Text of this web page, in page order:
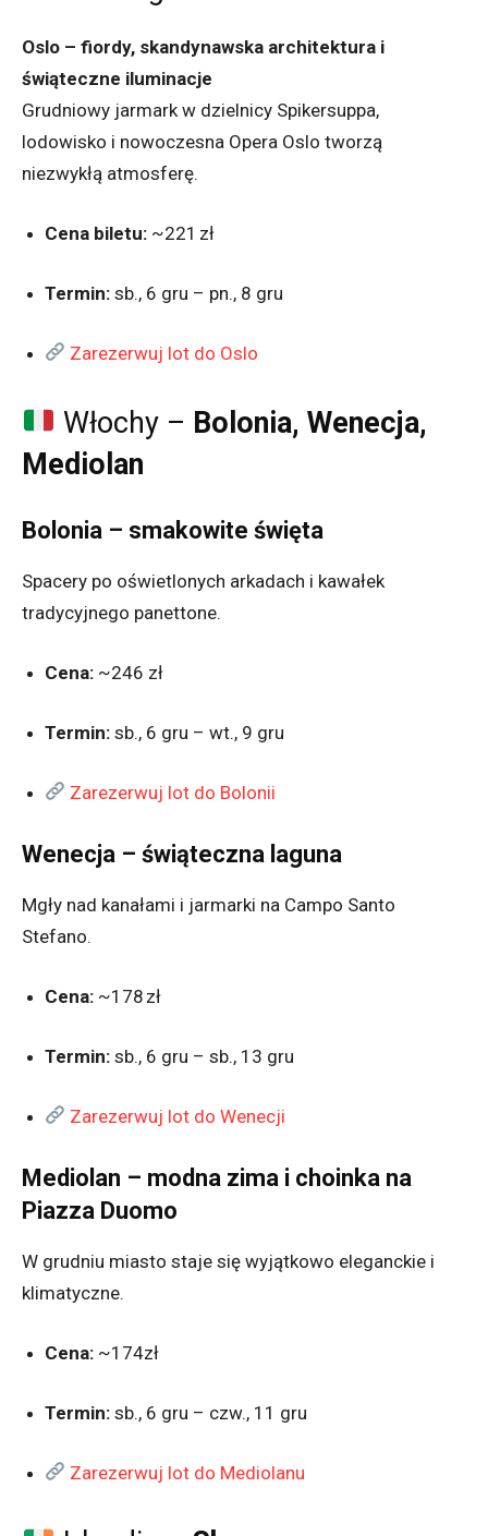
Oslo – fiordy, skandynawska architektura i
świąteczne iluminacje
Grudniowy jarmark w dzielnicy Spikersuppa,
lodowisko i nowoczesna Opera Oslo tworzą
niezwykłą atmosferę.
Cena biletu: ~221 zł
Termin: sb., 6 gru – pn., 8 gru
Zarezerwuj lot do Oslo
Włochy – Bolonia, Wenecja,
Mediolan
Bolonia – smakowite święta
Spacery po oświetlonych arkadach i kawałek
tradycyjnego panettone.
Cena: ~246 zł
Termin: sb., 6 gru – wt., 9 gru
Zarezerwuj lot do Bolonii
Wenecja – świąteczna laguna
Mgły nad kanałami i jarmarki na Campo Santo
Stefano.
Cena: ~178 zł
Termin: sb., 6 gru – sb., 13 gru
Zarezerwuj lot do Wenecji
Mediolan – modna zima i choinka na
Piazza Duomo
W grudniu miasto staje się wyjątkowo eleganckie i
klimatyczne.
Cena: ~174zł
Termin: sb., 6 gru – czw., 11 gru
Zarezerwuj lot do Mediolanu